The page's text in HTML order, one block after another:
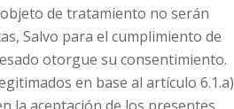
de tratamiento no serán
Salvo para el cumplimiento de
otorgue su consentimiento.
en base al artículo 6.1.a)